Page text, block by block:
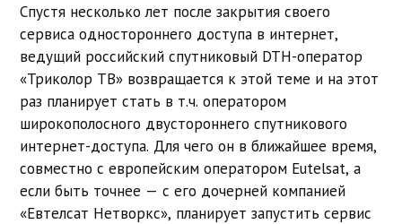
Спустя несколько лет после закрытия своего
сервиса одностороннего доступа в интернет,
ведущий российский спутниковый DTH-оператор
«Триколор ТВ» возвращается к этой теме и на этот
раз планирует стать в т.ч. оператором
широкополосного двустороннего спутникового
интернет-доступа. Для чего он в ближайшее время,
совместно с европейским оператором Eutelsat, а
если быть точнее — с его дочерней компанией
«Евтелсат Нетворкс», планирует запустить сервис